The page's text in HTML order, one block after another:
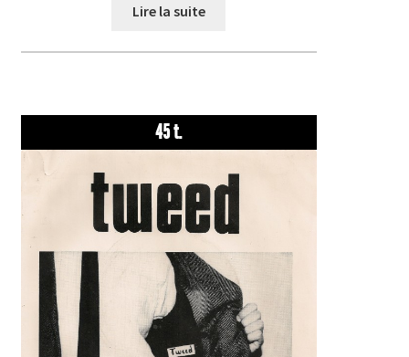
Lire la suite
45 t.